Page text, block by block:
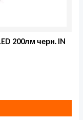
200лм черн. IN